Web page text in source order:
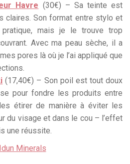
Havre (30€) – Sa teinte est
claires. Son format entre stylo et
mais je le trouve trop
Avec ma peau sèche, il a
pores là où je l’ai appliqué que
(17,40€) – Son poil est tout doux
pour fondre les produits entre
étirer de manière à éviter les
du visage et dans le cou – l’effet
une réussite.